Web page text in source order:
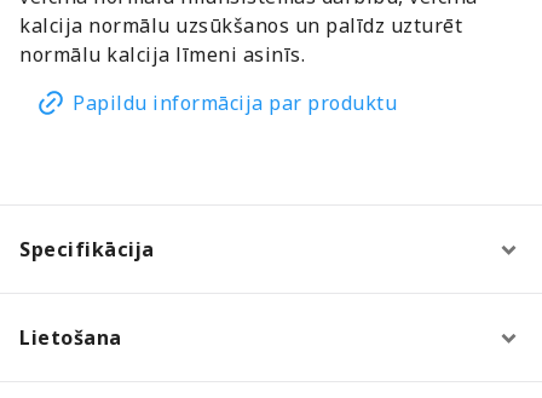
kalcija normālu uzsūkšanos un palīdz uzturēt
normālu kalcija līmeni asinīs.
Papildu informācija par produktu
Specifikācija
Lietošana